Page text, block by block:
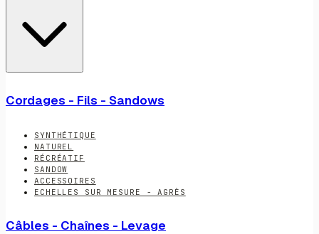
Cordages - Fils - Sandows
SYNTHÉTIQUE
NATUREL
RÉCRÉATIF
SANDOW
ACCESSOIRES
ECHELLES SUR MESURE - AGRÈS
Câbles - Chaînes - Levage